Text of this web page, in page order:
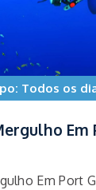
Todos os
Em Port